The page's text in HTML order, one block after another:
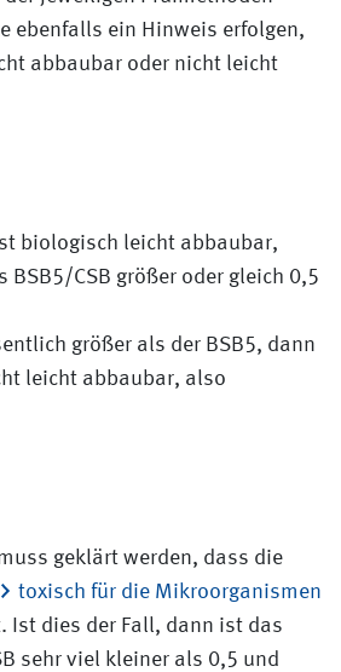
ebenfalls ein Hinweis erfolgen,
abbaubar oder nicht leicht
biologisch leicht abbaubar,
BSB5/CSB größer oder gleich 0,5
größer als der BSB5, dann
leicht abbaubar, also
geklärt werden, dass die
toxisch für die Mikroorganismen
Ist dies der Fall, dann ist das
sehr viel kleiner als 0,5 und